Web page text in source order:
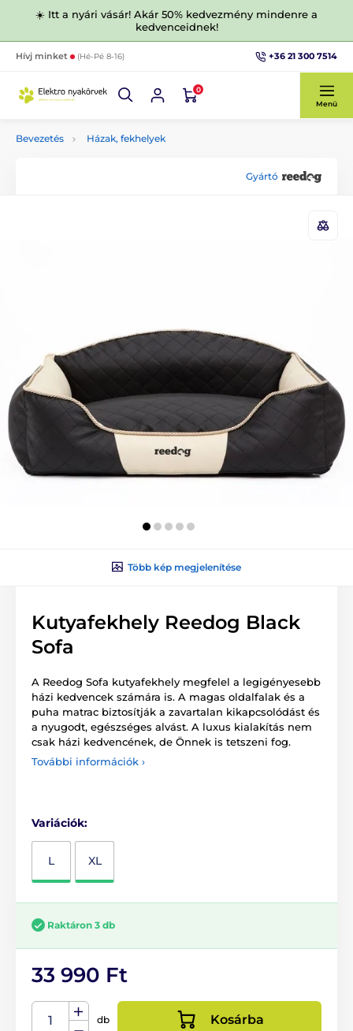
☀️ Itt a nyári vásár! Akár 50% kedvezmény mindenre a
kedvenceidnek!
Hívj minket (Hé-Pé 8-16) +36 21 300 7514
0
Menü
Bevezetés Házak, fekhelyek
Gyártó
Több kép megjelenítése
Kutyafekhely Reedog Black
Sofa
A Reedog Sofa kutyafekhely megfelel a legigényesebb
házi kedvencek számára is. A magas oldalfalak és a
puha matrac biztosítják a zavartalan kikapcsolódást és
a nyugodt, egészséges alvást. A luxus kialakítás nem
csak házi kedvencének, de Önnek is tetszeni fog.
További információk ›
Variációk:
L XL
Raktáron 3 db
33 990 Ft
db Kosárba